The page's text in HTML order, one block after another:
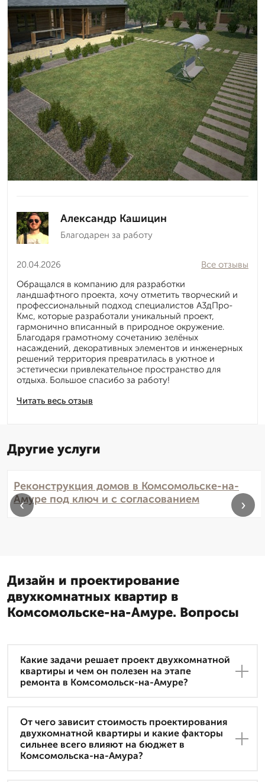
Александр Кашицин
Благодарен за работу
20.04.2026
Читать весь отзыв
Все отзывы
Обращался в компанию для разработки
ландшафтного проекта, хочу отметить творческий и
профессиональный подход специалистов А3дПро-
Кмс, которые разработали уникальный проект,
гармонично вписанный в природное окружение.
Благодаря грамотному сочетанию зелёных
насаждений, декоративных элементов и инженерных
решений территория превратилась в уютное и
эстетически привлекательное пространство для
отдыха. Большое спасибо за работу!
Другие услуги
Реконструкция домов в Комсомольске-на-
Амуре под ключ и с согласованием
‹ ›
Дизайн и проектирование
двухкомнатных квартир в
Комсомольске-на-Амуре. Вопросы
Какие задачи решает проект двухкомнатной
квартиры и чем он полезен на этапе
ремонта в Комсомольск-на-Амуре?
От чего зависит стоимость проектирования
двухкомнатной квартиры и какие факторы
сильнее всего влияют на бюджет в
Комсомольска-на-Амура?